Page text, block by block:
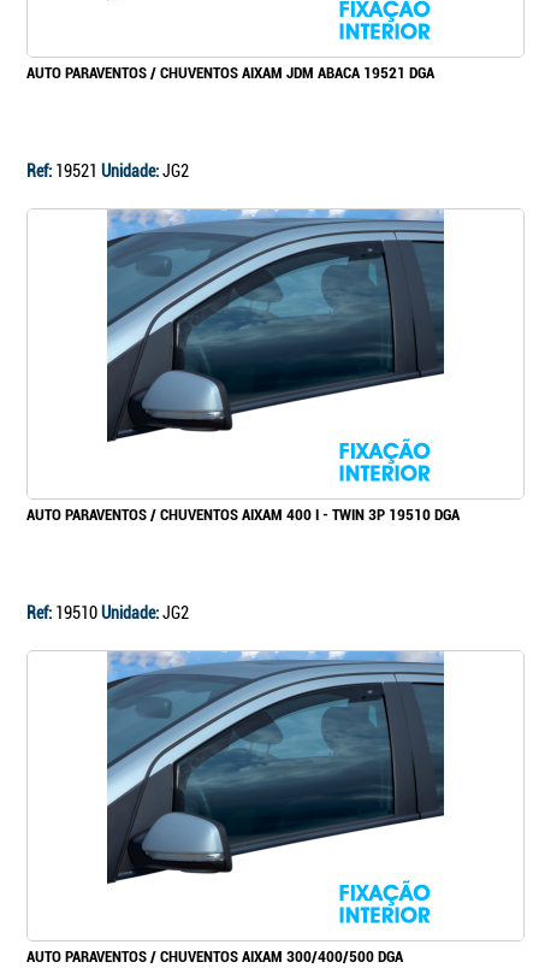
AUTO PARAVENTOS / CHUVENTOS AIXAM JDM ABACA 19521 DGA
Ref: 19521 Unidade:JG2
AUTO PARAVENTOS / CHUVENTOS AIXAM 400 I - TWIN 3P 19510 DGA
Ref: 19510Unidade:JG2
AUTO PARAVENTOS / CHUVENTOS AIXAM 300/400/500 DGA